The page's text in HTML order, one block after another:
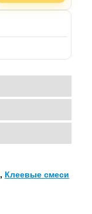
, Клеевые смеси